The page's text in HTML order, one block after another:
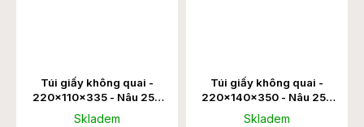
Túi giấy không quai -
220x110x335 - Nâu 250
Chiếc/Thùng
Skladem
Túi giấy không quai -
220x140x350 - Nâu 250
Chiếc/Thùng
Skladem